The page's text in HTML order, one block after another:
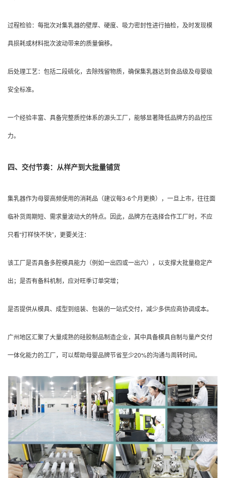
过程检验：每批次对集乳器的壁厚、硬度、吸力密封性进行抽检，及时发现模
具损耗或材料批次波动带来的质量偏移。
后处理工艺：包括二段硫化，去除残留物质，确保集乳器达到食品级及母婴级
安全标准。
一个经验丰富、具备完整质控体系的源头工厂，能够显著降低品牌方的品控压
力。
四、交付节奏：从样产到大批量铺货
集乳器作为母婴高频使用的消耗品（建议每3-6个月更换），一旦上市，往往面
临补货周期短、需求量波动大的特点。因此，品牌方在选择合作工厂时，不应
只看“打样快不快”，更要关注：
该工厂是否具备多腔模具能力（例如一出四或一出六），以支撑大批量稳定产
出； 是否有备料机制，应对旺季订单突增；
是否提供从模具、成型到组装、包装的一站式交付，减少多供应商协调成本。
广州地区汇聚了大量成熟的硅胶制品制造企业，其中具备模具自制与量产交付
一体化能力的工厂，可以帮助母婴品牌节省至少20%的沟通与周转时间。